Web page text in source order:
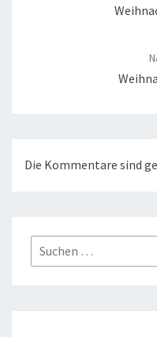
Die Kommentare sind
Suchen
nach: